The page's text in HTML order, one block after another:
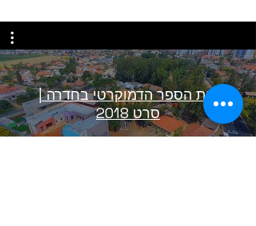
בית הספר הדמוקרטי בחדרה |
סרט 2018